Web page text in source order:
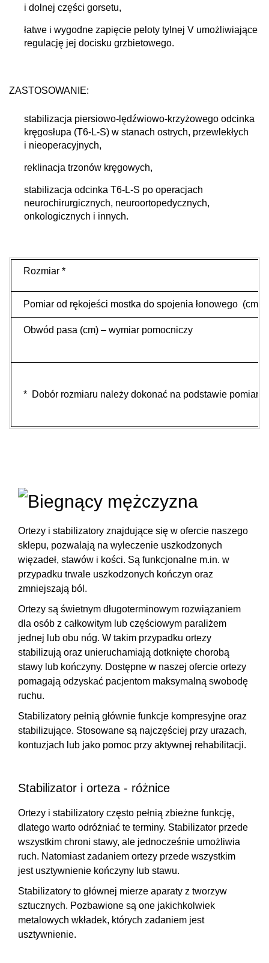
i dolnej części gorsetu,
łatwe i wygodne zapięcie peloty tylnej V umożliwiające
regulację jej docisku grzbietowego.
ZASTOSOWANIE:
stabilizacja piersiowo-lędźwiowo-krzyżowego odcinka
kręgosłupa (T6-L-S) w stanach ostrych, przewlekłych
i nieoperacyjnych,
reklinacja trzonów kręgowych,
stabilizacja odcinka T6-L-S po operacjach
neurochirurgicznych, neuroortopedycznych,
onkologicznych i innych.
Rozmiar *
Pomiar od rękojeści mostka do spojenia łonowego (cm)
Obwód pasa (cm) – wymiar pomocniczy
* Dobór rozmiaru należy dokonać na podstawie pomiaru
Ortezy i stabilizatory znajdujące się w ofercie naszego
sklepu, pozwalają na wyleczenie uszkodzonych
więzadeł, stawów i kości. Są funkcjonalne m.in. w
przypadku trwale uszkodzonych kończyn oraz
zmniejszają ból .
Ortezy są świetnym długoterminowym rozwiązaniem
dla osób z całkowitym lub częściowym paraliżem
jednej lub obu nóg. W takim przypadku ortezy
stabilizują oraz unieruchamiają dotknięte chorobą
stawy lub kończyny. Dostępne w naszej ofercie ortezy
pomagają odzyskać pacjentom maksymalną swobodę
ruchu.
Stabilizatory pełnią głównie funkcje kompresyjne oraz
stabilizujące. Stosowane są najczęściej przy urazach,
kontuzjach lub jako pomoc przy aktywnej rehabilitacji.
Stabilizator i orteza - różnice
Ortezy i stabilizatory często pełnią zbieżne funkcję,
dlatego warto odróżniać te terminy. Stabilizator przede
wszystkim chroni stawy, ale jednocześnie umożliwia
ruch. Natomiast zadaniem ortezy przede wszystkim
jest usztywnienie kończyny lub stawu.
Stabilizatory to głównej mierze aparaty z tworzyw
sztucznych. Pozbawione są one jakichkolwiek
metalowych wkładek, których zadaniem jest
usztywnienie.